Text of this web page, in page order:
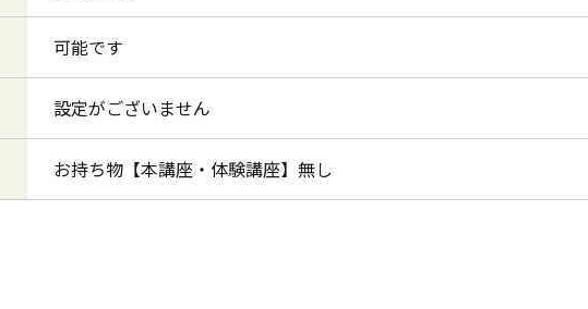
可能です
設定がございません
お持ち物【本講座・体験講座】無し